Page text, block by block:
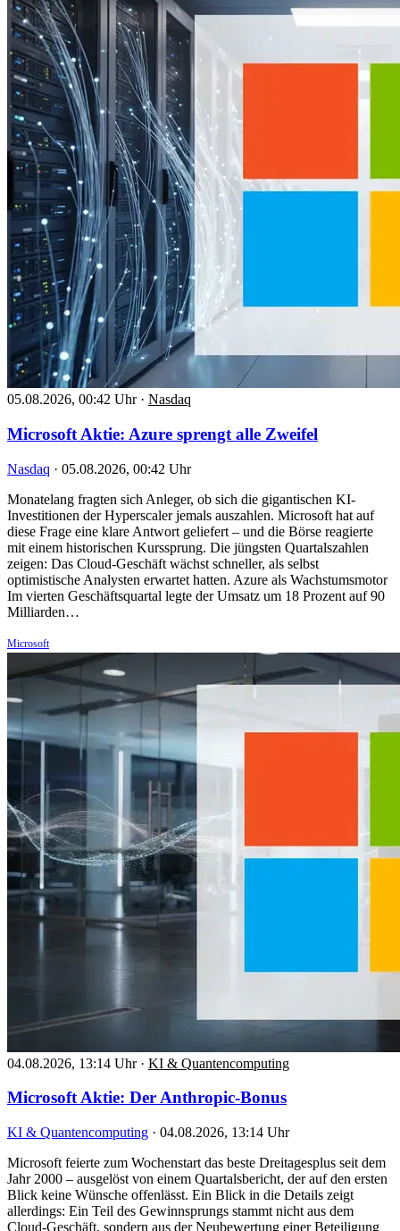
05.08.2026, 00:42 Uhr · Nasdaq
Microsoft Aktie: Azure sprengt alle Zweifel
Nasdaq · 05.08.2026, 00:42 Uhr
Monatelang fragten sich Anleger, ob sich die gigantischen KI-
Investitionen der Hyperscaler jemals auszahlen. Microsoft hat auf
diese Frage eine klare Antwort geliefert – und die Börse reagierte
mit einem historischen Kurssprung. Die jüngsten Quartalszahlen
zeigen: Das Cloud-Geschäft wächst schneller, als selbst
optimistische Analysten erwartet hatten. Azure als Wachstumsmotor
Im vierten Geschäftsquartal legte der Umsatz um 18 Prozent auf 90
Milliarden…
Microsoft
04.08.2026, 13:14 Uhr · KI & Quantencomputing
Microsoft Aktie: Der Anthropic-Bonus
KI & Quantencomputing · 04.08.2026, 13:14 Uhr
Microsoft feierte zum Wochenstart das beste Dreitagesplus seit dem
Jahr 2000 – ausgelöst von einem Quartalsbericht, der auf den ersten
Blick keine Wünsche offenlässt. Ein Blick in die Details zeigt
allerdings: Ein Teil des Gewinnsprungs stammt nicht aus dem
Cloud-Geschäft, sondern aus der Neubewertung einer Beteiligung